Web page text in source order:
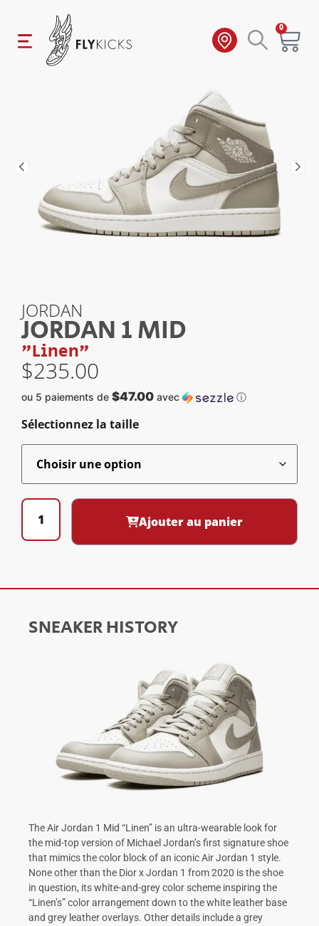
0
JORDAN
JORDAN 1 MID
"Linen"
$235.00
ou 5 paiements de $47.00 avec ⓘ
Sélectionnez la taille
Ajouter au panier
SNEAKER HISTORY
The Air Jordan 1 Mid “Linen” is an ultra-wearable look for
the mid-top version of Michael Jordan’s first signature shoe
that mimics the color block of an iconic Air Jordan 1 style.
None other than the Dior x Jordan 1 from 2020 is the shoe
in question, its white-and-grey color scheme inspiring the
“Linen’s” color arrangement down to the white leather base
and grey leather overlays. Other details include a grey